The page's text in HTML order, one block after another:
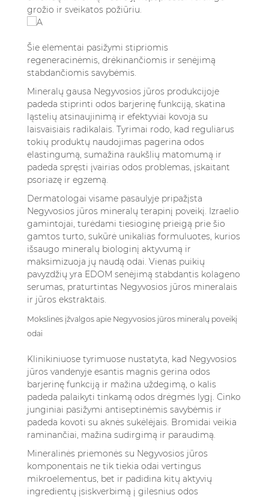
grožio ir sveikatos požiūriu.
Šie elementai pasižymi stipriomis
regeneracinėmis, drėkinančiomis ir senėjimą
stabdančiomis savybėmis.
Mineralų gausa Negyvosios jūros produkcijoje
padeda stiprinti odos barjerinę funkciją, skatina
ląstelių atsinaujinimą ir efektyviai kovoja su
laisvaisiais radikalais. Tyrimai rodo, kad reguliarus
tokių produktų naudojimas pagerina odos
elastingumą, sumažina raukšlių matomumą ir
padeda spręsti įvairias odos problemas, įskaitant
psoriazę ir egzemą.
Dermatologai visame pasaulyje pripažįsta
Negyvosios jūros mineralų terapinį poveikį. Izraelio
gamintojai, turėdami tiesioginę prieigą prie šio
gamtos turto, sukūrė unikalias formuluotes, kurios
išsaugo mineralų biologinį aktyvumą ir
maksimizuoja jų naudą odai. Vienas puikių
pavyzdžių yra EDOM senėjimą stabdantis kolageno
serumas, praturtintas Negyvosios jūros mineralais
ir jūros ekstraktais.
Mokslinės įžvalgos apie Negyvosios jūros mineralų poveikį
odai
Klinikiniuose tyrimuose nustatyta, kad Negyvosios
jūros vandenyje esantis magnis gerina odos
barjerinę funkciją ir mažina uždegimą, o kalis
padeda palaikyti tinkamą odos drėgmės lygį. Cinko
junginiai pasižymi antiseptinėmis savybėmis ir
padeda kovoti su aknės sukėlėjais. Bromidai veikia
raminančiai, mažina sudirgimą ir paraudimą.
Mineralinės priemonės su Negyvosios jūros
komponentais ne tik tiekia odai vertingus
mikroelementus, bet ir padidina kitų aktyvių
ingredientų įsiskverbimą į gilesnius odos